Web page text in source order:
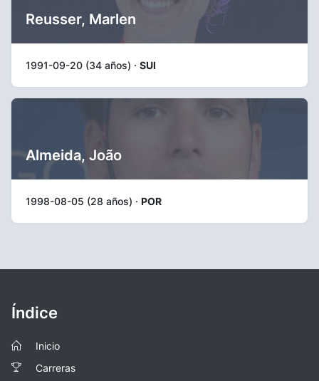
Reusser, Marlen
1991-09-20 (34 años) · SUI
Almeida, João
1998-08-05 (28 años) · POR
Índice
Inicio
Carreras